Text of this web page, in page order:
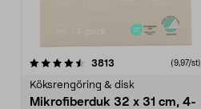
3813 (9,97/st)
Köksrengöring & disk
Mikrofiberduk 32 x 31 cm, 4-
4.0av 5 stjärnor